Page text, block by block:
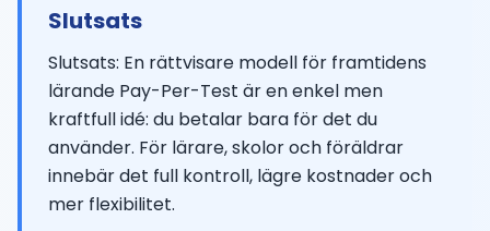
Slutsats
Slutsats: En rättvisare modell för framtidens
lärande Pay-Per-Test är en enkel men
kraftfull idé: du betalar bara för det du
använder. För lärare, skolor och föräldrar
innebär det full kontroll, lägre kostnader och
mer flexibilitet.